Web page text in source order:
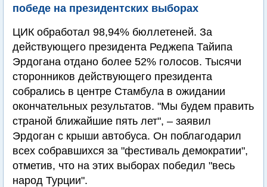
победе на президентских выборах
ЦИК обработал 98,94% бюллетеней. За
действующего президента Реджепа Тайипа
Эрдогана отдано более 52% голосов. Тысячи
сторонников действующего президента
собрались в центре Стамбула в ожидании
окончательных результатов. "Мы будем править
страной ближайшие пять лет", – заявил
Эрдоган с крыши автобуса. Он поблагодарил
всех собравшихся за "фестиваль демократии",
отметив, что на этих выборах победил "весь
народ Турции".